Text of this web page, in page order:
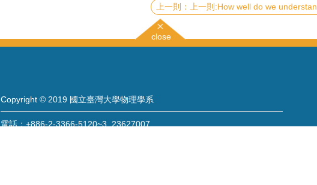
上一則:How well do we understand the proton?
close
Copyright © 2019 國立臺灣大學物理學系
電話：+886-2-3366-5120~3 23627007